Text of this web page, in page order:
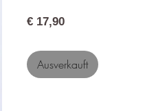
€ 17,90Preis
Ausverkauft